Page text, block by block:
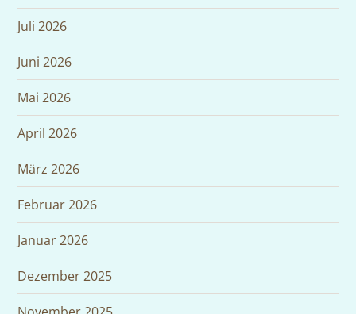
Juli 2026
Juni 2026
Mai 2026
April 2026
März 2026
Februar 2026
Januar 2026
Dezember 2025